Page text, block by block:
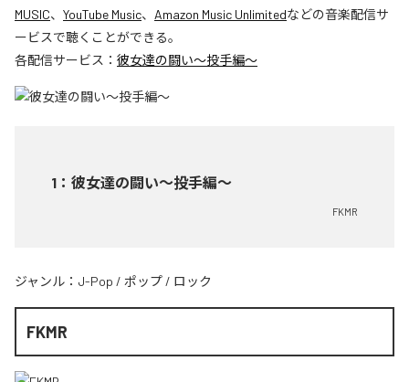
MUSIC、 YouTube Music、 Amazon Music Unlimitedなどの音楽配信サ
ービスで聴くことができる。
各配信サービス： 彼女達の闘い～投手編～
1 ： 彼女達の闘い～投手編～
FKMR
ジャンル： J-Pop / ポップ / ロック
FKMR